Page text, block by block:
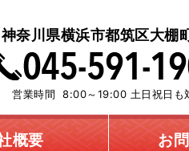
神奈川県横浜市都筑区大棚
営業時間 8:00～19:00 土日祝日も
概要 お